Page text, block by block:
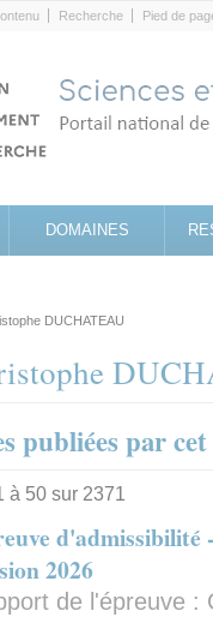
Recherche Pied de
DOMAINES
DUCHATEAU
publiées par
à 50 sur 2371
d'admissibilité
2026
de l'épreuve :